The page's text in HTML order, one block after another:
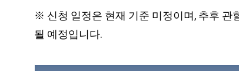
※ 신청 일정은 현재 기준 미정이며, 추후 관
될 예정입니다.